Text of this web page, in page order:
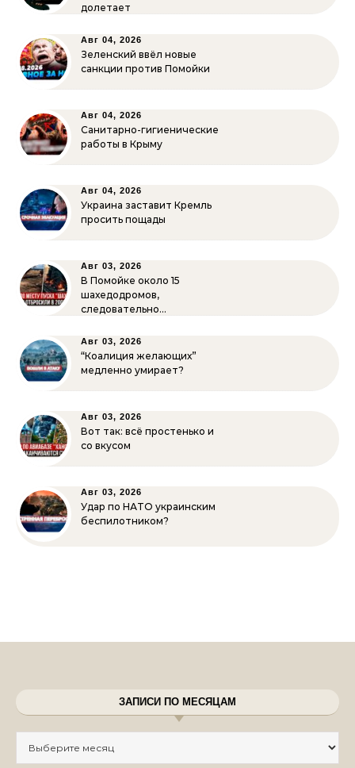
долетает
Авг 04, 2026
Зеленский ввёл новые
санкции против Помойки
Авг 04, 2026
Санитарно-гигиенические
работы в Крыму
Авг 04, 2026
Украина заставит Кремль
просить пощады
Авг 03, 2026
В Помойке около 15
шахедодромов,
следовательно…
Авг 03, 2026
“Коалиция желающих”
медленно умирает?
Авг 03, 2026
Вот так: всё простенько и
со вкусом
Авг 03, 2026
Удар по НАТО украинским
беспилотником?
ЗАПИСИ ПО МЕСЯЦАМ